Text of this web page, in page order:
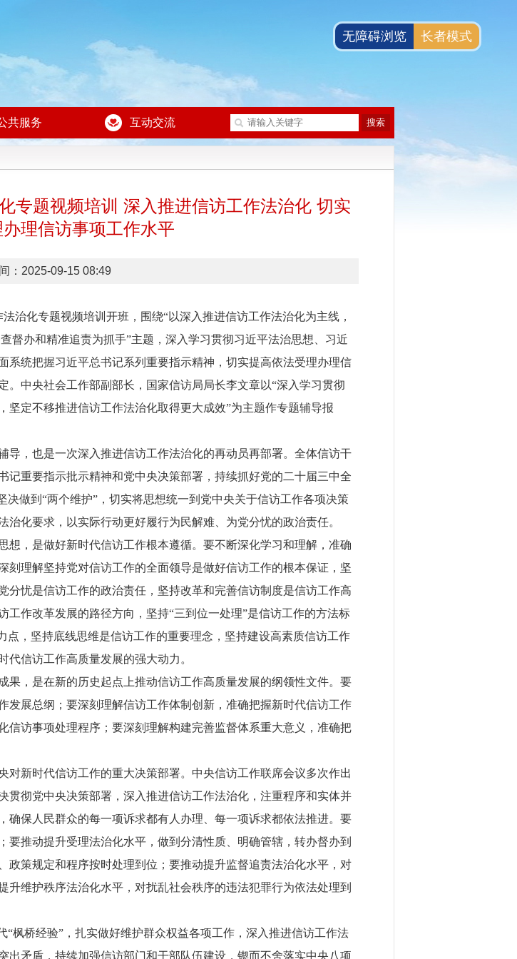
共服务 互动交流
专题视频培训 深入推进信访工作法治化 切实
理信访事项工作水平
：2025-09-15 08:49
治化专题视频培训开班，围绕“以深入推进信访工作法治化为主线，
督办和精准追责为抓手”主题，深入学习贯彻习近平法治思想、习近
系统把握习近平总书记系列重要指示精神，切实提高依法受理办理信
中央社会工作部副部长，国家信访局局长李文章以“深入学习贯彻
定不移推进信访工作法治化取得更大成效”为主题作专题辅导报
导，也是一次深入推进信访工作法治化的再动员再部署。全体信访干
记重要指示批示精神和党中央决策部署，持续抓好党的二十届三中全
做到“两个维护”，切实将思想统一到党中央关于信访工作各项决策
化要求，以实际行动更好履行为民解难、为党分忧的政治责任。
想，是做好新时代信访工作根本遵循。要不断深化学习和理解，准确
刻理解坚持党对信访工作的全面领导是做好信访工作的根本保证，坚
分忧是信访工作的政治责任，坚持改革和完善信访制度是信访工作高
工作改革发展的路径方向，坚持“三到位一处理”是信访工作的方法标
点，坚持底线思维是信访工作的重要理念，坚持建设高素质信访工作
信访工作高质量发展的强大动力。
果，是在新的历史起点上推动信访工作高质量发展的纲领性文件。要
发展总纲；要深刻理解信访工作体制创新，准确把握新时代信访工作
信访事项处理程序；要深刻理解构建完善监督体系重大意义，准确把
对新时代信访工作的重大决策部署。中央信访工作联席会议多次作出
贯彻党中央决策部署，深入推进信访工作法治化，注重程序和实体并
确保人民群众的每一项诉求都有人办理、每一项诉求都依法推进。要
推动提升受理法治化水平，做到分清性质、明确管辖，转办督办到
政策规定和程序按时处理到位；要推动提升监督追责法治化水平，对
维护秩序法治化水平，对扰乱社会秩序的违法犯罪行为依法处理到
枫桥经验”，扎实做好维护群众权益各项工作，深入推进信访工作法
出矛盾，持续加强信访部门和干部队伍建设，锲而不舍落实中央八项
无障碍浏览 长者模式